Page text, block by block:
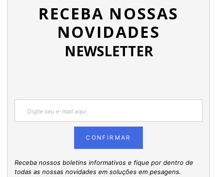
RECEBA NOSSAS
NOVIDADES
NEWSLETTER
CONFIRMAR
Receba nossos boletins informativos e fique por dentro de
todas as nossas novidades em soluções em pesagens.